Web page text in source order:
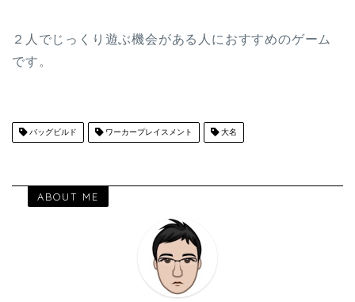
２人でじっくり遊ぶ機会がある人におすすめのゲーム
です。
バッグビルド ワーカープレイスメント 大名
ABOUT ME